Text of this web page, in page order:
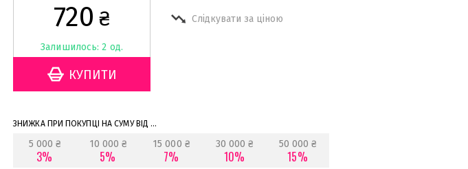
720 ₴
Залишилось: 2 од.
Слідкувати за ціною
ЗНИЖКА ПРИ ПОКУПЦІ НА СУМУ ВІД ...
5 000 ₴
3%
10 000 ₴
5%
15 000 ₴
7%
30 000 ₴
10%
50 000 ₴
15%